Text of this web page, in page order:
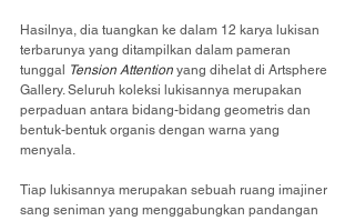
Hasilnya, dia tuangkan ke dalam 12 karya lukisan
terbarunya yang ditampilkan dalam pameran
tunggal Tension Attention yang dihelat di Artsphere
Gallery. Seluruh koleksi lukisannya merupakan
perpaduan antara bidang-bidang geometris dan
bentuk-bentuk organis dengan warna yang
menyala.
Tiap lukisannya merupakan sebuah ruang imajiner
sang seniman yang menggabungkan pandangan